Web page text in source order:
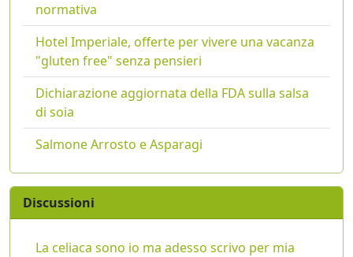
normativa
Hotel Imperiale, offerte per vivere una vacanza
"gluten free" senza pensieri
Dichiarazione aggiornata della FDA sulla salsa
di soia
Salmone Arrosto e Asparagi
Discussioni
La celiaca sono io ma adesso scrivo per mia